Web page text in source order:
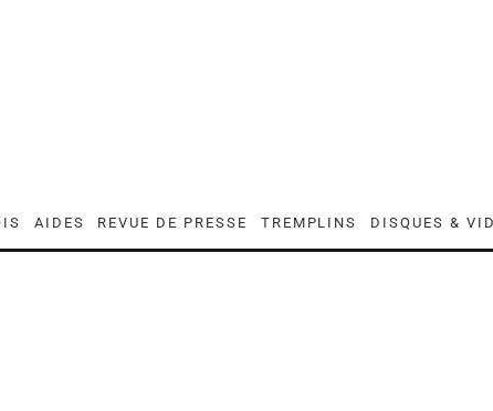
AIDES REVUE DE PRESSE TREMPLINS DISQUES &